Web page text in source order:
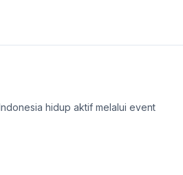
hidup aktif melalui event
Store